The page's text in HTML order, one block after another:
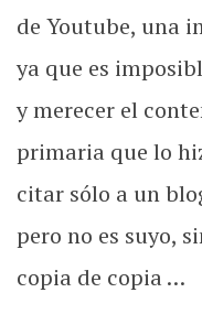
de Youtube, una
ya que es
y merecer el
primaria que lo
citar sólo a un
pero no es suyo,
copia de copia …